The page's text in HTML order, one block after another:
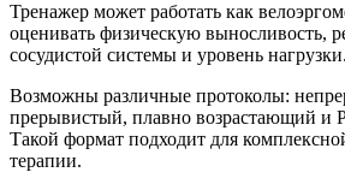
Тренажер может работать как
оценивать физическую выносливость,
сосудистой системы и уровень нагрузки.
Возможны различные протоколы:
прерывистый, плавно возрастающий и
Такой формат подходит для
терапии.